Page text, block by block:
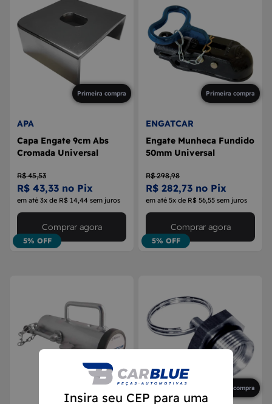
Insira seu CEP para uma
Primeira compra
APA
Capa Engate 9cm Abs
Cromada Universal
R$ 45,53
R$ 43,33 no Pix
em até 3x de R$ 14,44 sem juros
5% OFF
Comprar agora
Primeira compra
ENGATCAR
Engate Munheca Fundido
50mm Universal
R$ 298,98
R$ 282,73 no Pix
em até 5x de R$ 56,55 sem juros
5% OFF
Comprar agora
Primeira compra